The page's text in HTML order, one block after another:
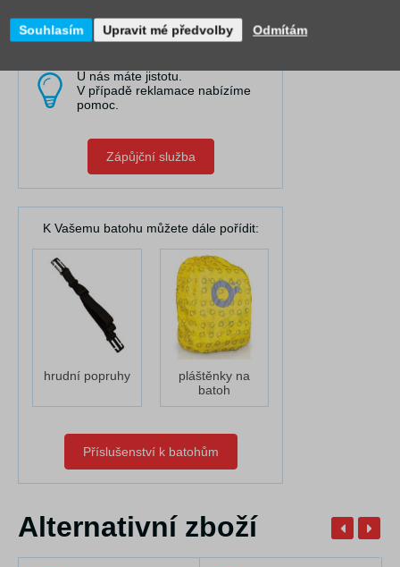
U nás máte jistotu.
V případě reklamace nabízíme
pomoc.
Zápůjční služba
K Vašemu batohu můžete dále pořídit:
hrudní popruhy
pláštěnky na
batoh
Příslušenství k batohům
Alternativní zboží
Souhlasím Upravit mé předvolby Odmítám